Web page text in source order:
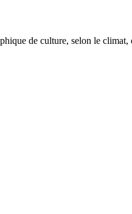
de culture, selon le climat,